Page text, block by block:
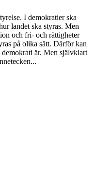
I demokratier ska
landet ska styras. Men
och fri- och rättigheter
på olika sätt. Därför kan
är. Men självklart